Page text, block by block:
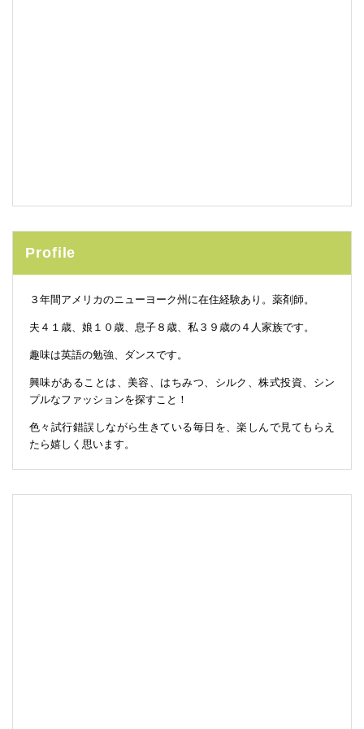
Profile
３年間アメリカのニューヨーク州に在住経験あり。薬剤師。
夫４１歳、娘１０歳、息子８歳、私３９歳の４人家族です。
趣味は英語の勉強、ダンスです。
興味があることは、美容、はちみつ、シルク、株式投資、シン
プルなファッションを探すこと！
色々試行錯誤しながら生きている毎日を、楽しんで見てもらえ
たら嬉しく思います。